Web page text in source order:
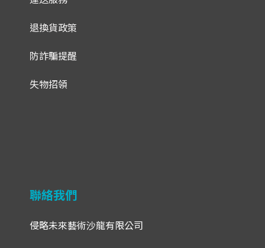
退換貨政策
防詐騙提醒
失物招領
聯絡我們
侵略未來藝術沙龍有限公司